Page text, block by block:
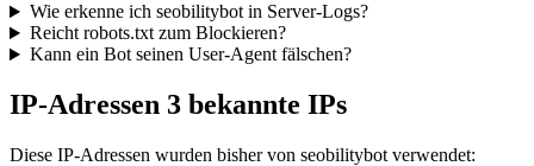
Wie erkenne ich seobilitybot in Server-Logs?
Reicht robots.txt zum Blockieren?
Kann ein Bot seinen User-Agent fälschen?
IP-Adressen 3 bekannte IPs
Diese IP-Adressen wurden bisher von seobilitybot verwendet: